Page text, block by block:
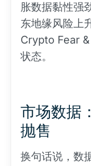
胀数据黏性强
东地缘风险上
Crypto Fear
状态。
市场数据
抛售
换句话说，数